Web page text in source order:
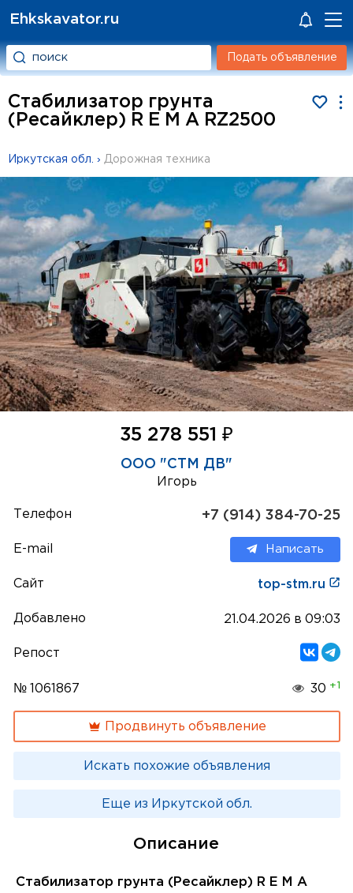
Ehkskavator.ru
Подать объявление
Стабилизатор грунта
(Ресайклер) R E M A RZ2500
Иркутская обл. › Дорожная техника
35 278 551 ₽
ООО "СТМ ДВ"
Игорь
Телефон +7 (914) 384-70-25
E-mail Написать
Сайт top-stm.ru
Добавлено 21.04.2026 в 09:03
Репост
№ 1061867 30 +1
Продвинуть объявление
Искать похожие объявления
Еще из Иркутской обл.
Описание
Стабилизатор грунта (Ресайклер) R E M A